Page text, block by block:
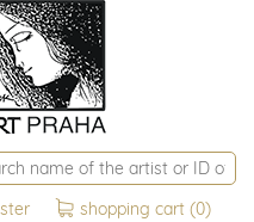
shopping cart (0)